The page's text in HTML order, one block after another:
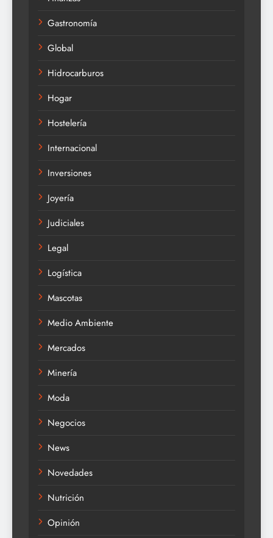
Gastronomía
Global
Hidrocarburos
Hogar
Hostelería
Internacional
Inversiones
Joyería
Judiciales
Legal
Logística
Mascotas
Medio Ambiente
Mercados
Minería
Moda
Negocios
News
Novedades
Nutrición
Opinión